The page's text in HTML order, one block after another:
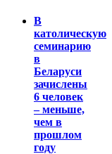
В
католическую
семинарию
в
Беларуси
зачислены
6 человек
– меньше,
чем в
прошлом
году